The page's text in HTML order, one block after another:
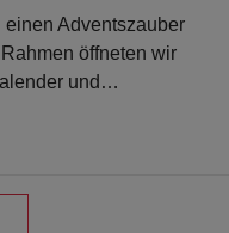
Adventszauber
öffneten wir
und…